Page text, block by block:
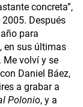
concreta”,
Después
para
en sus últimas
Me volví y se
Daniel Báez,
a grabar a
Polonio, y a